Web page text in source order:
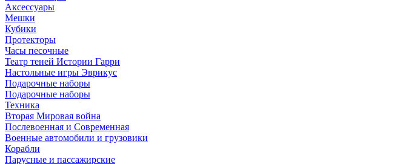
Аксессуары
Мешки
Кубики
Протекторы
Часы песочные
Театр теней Истории Гарри
Настольные игры Эврикус
Подарочные наборы
Подарочные наборы
Техника
Вторая Мировая война
Послевоенная и Современная
Военные автомобили и грузовики
Корабли
Парусные и пассажирские